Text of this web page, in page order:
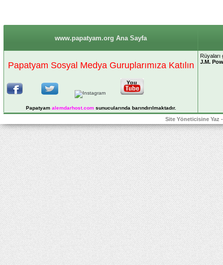
www.papatyam.org Ana Sayfa
Papatyam Sosyal Medya Guruplarımıza Katılın
Papatyam alemdarhost.comsunucularında barındırılmaktadır.
J.M.
Site Yöneticisine Yaz